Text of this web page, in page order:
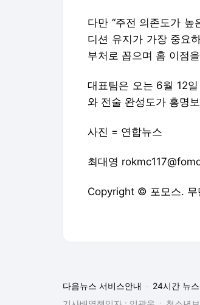
다만 “주전 의존도가 높
디션 유지가 가장 중요
부처로 꼽으며 홈 이점
대표팀은 오는 6월 12
와 전술 완성도가 홍명
사진 = 연합뉴스
최대영
Copyright © 포모스. 무
다음뉴스 서비스안내 24시간 뉴